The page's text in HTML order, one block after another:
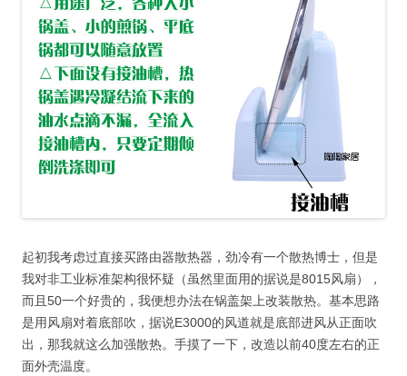
起初我考虑过直接买路由器散热器，劲冷有一个散热博士，但是
我对非工业标准架构很怀疑（虽然里面用的据说是8015风扇），
而且50一个好贵的，我便想办法在锅盖架上改装散热。基本思路
是用风扇对着底部吹，据说E3000的风道就是底部进风从正面吹
出，那我就这么加强散热。手摸了一下，改造以前40度左右的正
面外壳温度。